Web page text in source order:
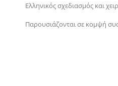
Ελληνικός σχεδιασμός και
Παρουσιάζονται σε κομψή